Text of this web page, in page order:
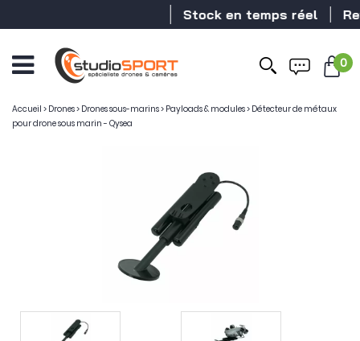
Stock en temps réel
menu
0
Accueil > Drones> Drones sous-marins> Payloads & modules> Détecteur de métaux
pour drone sous marin - Qysea